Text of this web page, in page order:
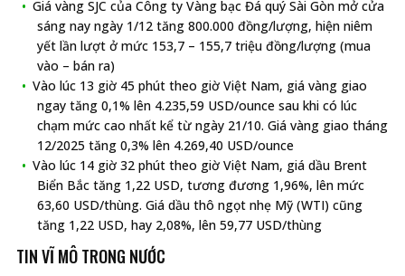
Giá vàng SJC của Công ty Vàng bạc Đá quý Sài Gòn mở cửa
sáng nay ngày 1/12 tăng 800.000 đồng/lượng, hiện niêm
yết lần lượt ở mức 153,7 – 155,7 triệu đồng/lượng (mua
vào – bán ra)
Vào lúc 13 giờ 45 phút theo giờ Việt Nam, giá vàng giao
ngay tăng 0,1% lên 4.235,59 USD/ounce sau khi có lúc
chạm mức cao nhất kể từ ngày 21/10. Giá vàng giao tháng
12/2025 tăng 0,3% lên 4.269,40 USD/ounce
Vào lúc 14 giờ 32 phút theo giờ Việt Nam, giá dầu Brent
Biển Bắc tăng 1,22 USD, tương đương 1,96%, lên mức
63,60 USD/thùng. Giá dầu thô ngọt nhẹ Mỹ (WTI) cũng
tăng 1,22 USD, hay 2,08%, lên 59,77 USD/thùng
TIN VĨ MÔ TRONG NƯỚC